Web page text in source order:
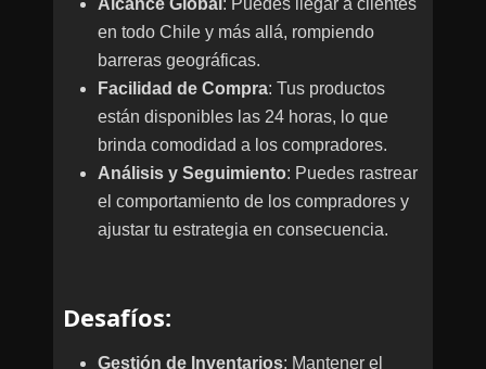
Alcance Global : Puedes llegar a clientes
en todo Chile y más allá, rompiendo
barreras geográficas.
Facilidad de Compra: Tus productos
están disponibles las 24 horas, lo que
brinda comodidad a los compradores.
Análisis y Seguimiento: Puedes rastrear
el comportamiento de los compradores y
ajustar tu estrategia en consecuencia.
Desafíos:
Gestión de Inventarios: Mantener el